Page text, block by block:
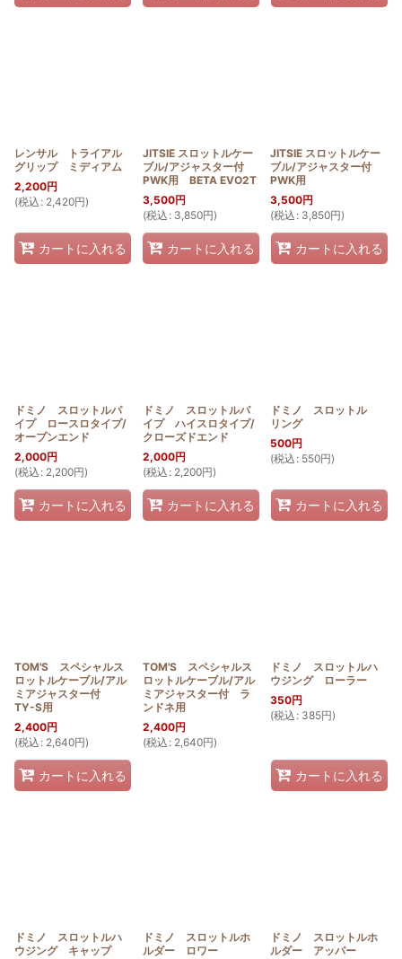
レンサル トライアル
グリップ ミディアム
2,200円
(税込 : 2,420円)
カートに入れる
JITSIE スロットルケー
ブル/アジャスター付
PWK用 BETA EVO2T
3,500円
(税込 : 3,850円)
カートに入れる
JITSIE スロットルケー
ブル/アジャスター付
PWK用
3,500円
(税込 : 3,850円)
カートに入れる
ドミノ スロットルパ
イプ ロースロタイプ/
オープンエンド
2,000円
(税込 : 2,200円)
カートに入れる
ドミノ スロットルパ
イプ ハイスロタイプ/
クローズドエンド
2,000円
(税込 : 2,200円)
カートに入れる
ドミノ スロットル
リング
500円
(税込 : 550円)
カートに入れる
TOM'S スペシャルス
ロットルケーブル/アル
ミアジャスター付
TY-S用
2,400円
(税込 : 2,640円)
カートに入れる
TOM'S スペシャルス
ロットルケーブル/アル
ミアジャスター付 ラ
ンドネ用
2,400円
(税込 : 2,640円)
ドミノ スロットルハ
ウジング ローラー
350円
(税込 : 385円)
カートに入れる
ドミノ スロットルハ
ウジング キャップ
ドミノ スロットルホ
ルダー ロワー
ドミノ スロットルホ
ルダー アッパー